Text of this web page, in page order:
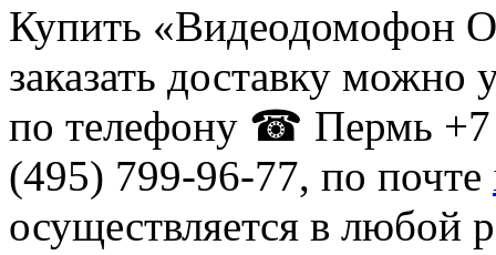
Купить «Видеодомофон
заказать доставку
по телефону ☎ Пермь
(495) 799-96-77, по почте
осуществляется в любой